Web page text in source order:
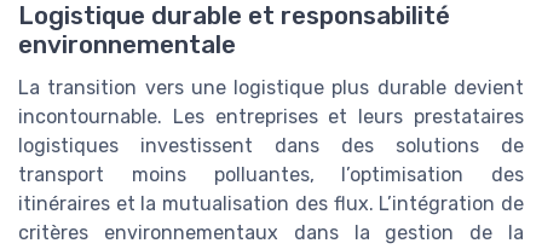
Logistique durable et responsabilité
environnementale
La transition vers une logistique plus durable devient
incontournable. Les entreprises et leurs prestataires
logistiques investissent dans des solutions de
transport moins polluantes, l’optimisation des
itinéraires et la mutualisation des flux. L’intégration de
critères environnementaux dans la gestion de la